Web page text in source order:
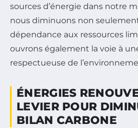
sources d’énergie dans notre
nous diminuons non
dépendance aux ressources
ouvrons également la voie à
respectueuse de
ÉNERGIES
LEVIER POUR
BILAN CARBONE